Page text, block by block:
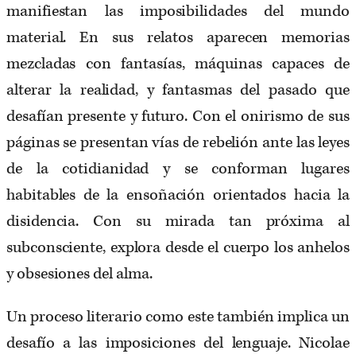
manifiestan las imposibilidades del mundo
material. En sus relatos aparecen memorias
mezcladas con fantasías, máquinas capaces de
alterar la realidad, y fantasmas del pasado que
desafían presente y futuro. Con el onirismo de sus
páginas se presentan vías de rebelión ante las leyes
de la cotidianidad y se conforman lugares
habitables de la ensoñación orientados hacia la
disidencia. Con su mirada tan próxima al
subconsciente, explora desde el cuerpo los anhelos
y obsesiones del alma.
Un proceso literario como este también implica un
desafío a las imposiciones del lenguaje. Nicolae